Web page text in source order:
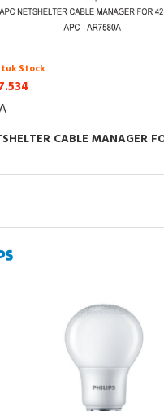
Stock
CABLE MANAGER